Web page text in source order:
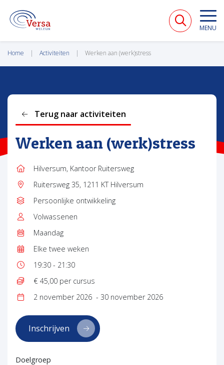
VERSA WELZIJN MENU
Home Activiteiten Werken aan (werk)stress
Terug naar activiteiten
Werken aan (werk)stress
Locatie:
Hilversum, Kantoor Ruitersweg
Adres:
Ruitersweg 35, 1211 KT Hilversum
Type:
Persoonlijke ontwikkeling
Leeftijd:
Volwassenen
Dag:
Maandag
Frequentie:
Elke twee weken
Tijd:
19:30 - 21:30
Prijs:
€ 45,00 per cursus
Datum:
2 november 2026 - 30 november 2026
Inschrijven(opent in nieuw tabblad)
Doelgroep